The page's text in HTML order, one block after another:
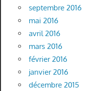
septembre 2016
mai 2016
avril 2016
mars 2016
février 2016
janvier 2016
décembre 2015